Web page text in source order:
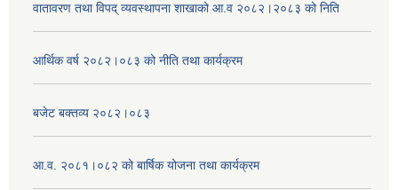
वातावरण तथा विपद् व्यवस्थापना शाखाको आ.व २०८२।२०८३ को निति
आर्थिक वर्ष २०८२।०८३ को नीति तथा कार्यक्रम
बजेट बक्तव्य २०८२।०८३
आ.व. २०८१।०८२ को बार्षिक योजना तथा कार्यक्रम